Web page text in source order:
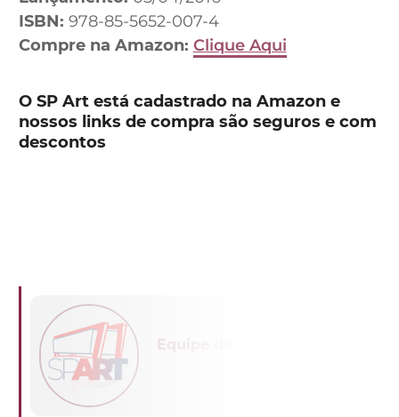
ISBN: 978-85-5652-007-4
Compre na Amazon: Clique Aqui
O SP Art está cadastrado na Amazon e
nossos links de compra são seguros e com
descontos
Equipe de Redação